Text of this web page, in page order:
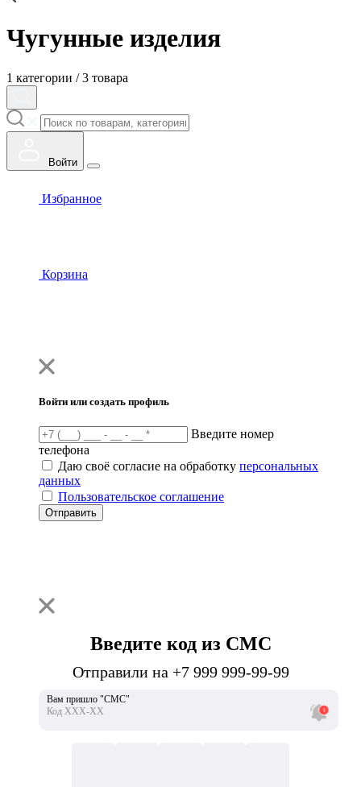
Чугунные изделия
1 категории / 3 товара
Войти
Избранное
Корзина
Войти или создать профиль
Введите номер
телефона
Даю своё согласие на обработку персональных
данных
Пользовательское соглашение
Отправить
Введите код из СМС
Отправили на +7 999 999-99-99
Вам пришло "СМС"
Код ХХХ-ХХ